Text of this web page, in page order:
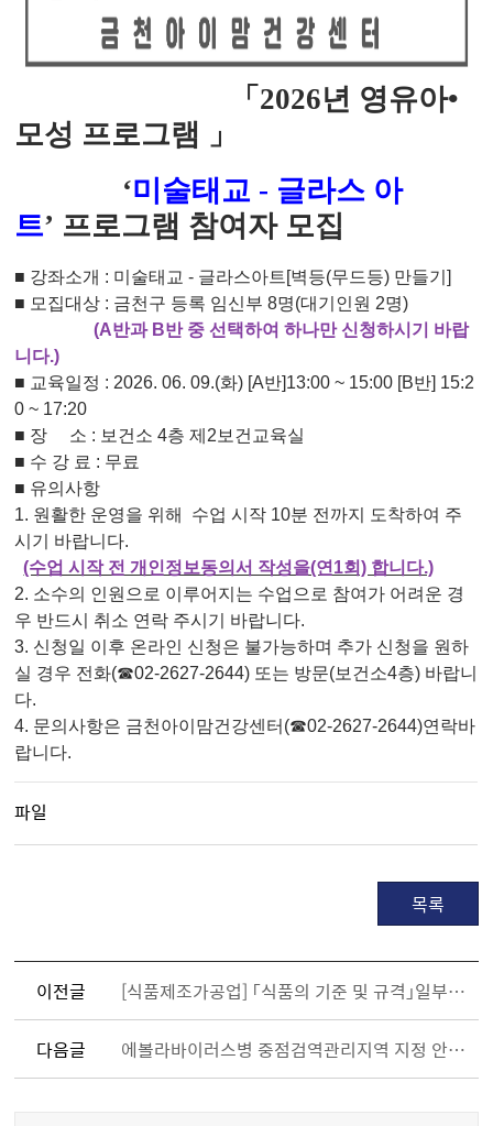
「2026년 영유아•
모성 프로그램 」
‘미술태교 - 글라스 아
트’ 프로그램 참여자 모집
■ 강좌소개 : 미술태교 - 글라스아트 [벽등(무드등) 만들기]
■ 모집대상 : 금천구 등록 임신부 8명(대기인원 2명)
(A반과 B반 중 선택하여 하나만 신청하시기 바랍
니다.)
■ 교육일정 : 2026. 06. 09.(화) [A반]13:00 ~ 15:00 [B반] 15:2
0 ~ 17:20
■ 장 소 : 보건소 4층 제2보건교육실
■ 수 강 료 : 무료
■ 유의사항
1. 원활한 운영을 위해 수업 시작 10분 전까지 도착하여 주
시기 바랍니다.
(수업 시작 전 개인정보동의서 작성을(연1회) 합니다.)
2. 소수의 인원으로 이루어지는 수업으로 참여가 어려운 경
우 반드시 취소 연락 주시기 바랍니다.
3. 신청일 이후 온라인 신청은 불가능하며 추가 신청을 원하
실 경우 전화(☎02-2627-2644) 또는 방문(보건소4층) 바랍니
다.
4. 문의사항은 금천아이맘건강센터(☎02-2627-2644)연락바
랍니다.
파일
목록
이전글 [식품제조가공업] 「식품의 기준 및 규격」일부개정고시 알림
다음글 에볼라바이러스병 중점검역관리지역 지정 안내 및 예방수칙 안내